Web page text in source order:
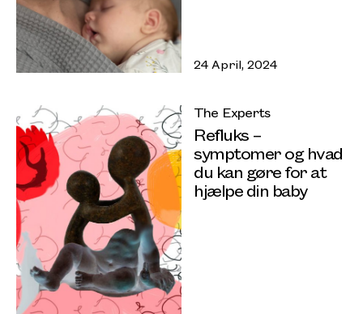
24 April, 2024
The Experts
Refluks –
symptomer og hvad
du kan gøre for at
hjælpe din baby